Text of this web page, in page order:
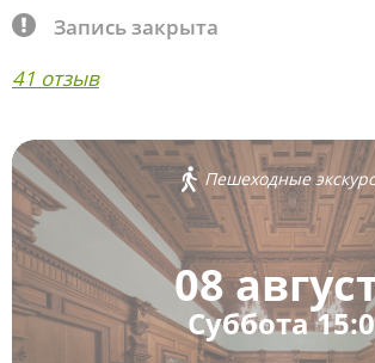
Запись закрыта
41 отзыв
Пешеходные
08
Суббота